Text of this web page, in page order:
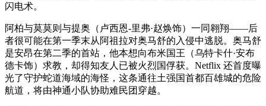
闪电术。
阿柏与莫莫则与提奥（卢西恩-里弗·赵焕饰）一同翱翔——后
者很可能在第一季末从阿祖拉对奥马舒的入侵中逃脱。奥马舒
是安昂在第二季的首站，他本想向布米国王（乌特卡什·安布
德卡饰）求教，却得知友人已被火烈国俘获。Netflix 还首度曝
光了守护蛇道海域的海怪，这条通往土强国首都百雄城的危险
航道，将由神通小队协助难民团穿越。